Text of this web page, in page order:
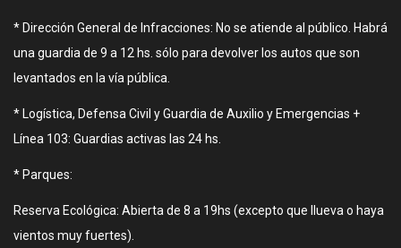
* Dirección General de Infracciones: No se atiende al público. Habrá
una guardia de 9 a 12 hs. sólo para devolver los autos que son
levantados en la vía pública.
* Logística, Defensa Civil y Guardia de Auxilio y Emergencias +
Línea 103: Guardias activas las 24 hs.
* Parques:
Reserva Ecológica: Abierta de 8 a 19hs (excepto que llueva o haya
vientos muy fuertes).